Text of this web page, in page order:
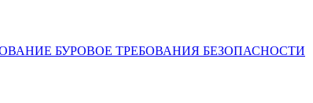
БУРОВОЕ ТРЕБОВАНИЯ БЕЗОПАСНОСТИ